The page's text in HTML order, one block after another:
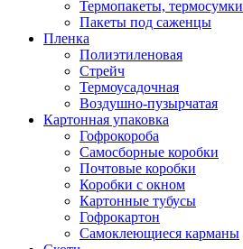
Термопакеты, термосумки
Пакеты под саженцы
Пленка
Полиэтиленовая
Стрейч
Термоусадочная
Воздушно-пузырчатая
Картонная упаковка
Гофрокороба
Самосборные коробки
Почтовые коробки
Коробки с окном
Картонные тубусы
Гофрокартон
Самоклеющиеся карманы